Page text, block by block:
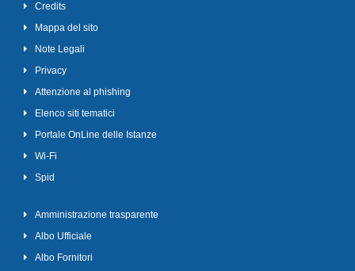
Credits
Mappa del sito
Note Legali
Privacy
Attenzione al phishing
Elenco siti tematici
Portale OnLine delle Istanze
Wi-Fi
Spid
Amministrazione trasparente
Albo Ufficiale
Albo Fornitori